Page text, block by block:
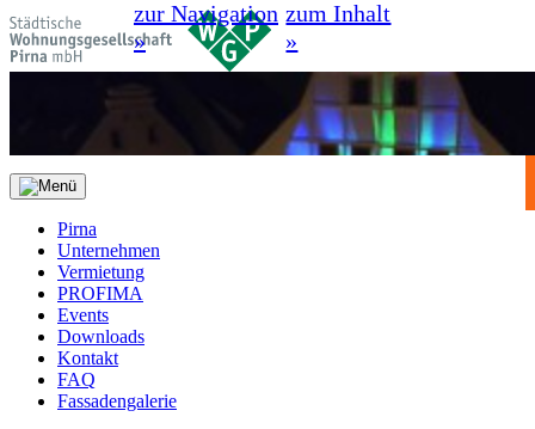
zur Navigation
»
zum Inhalt
»
Pirna
Unternehmen
Vermietung
PROFIMA
Events
Downloads
Kontakt
FAQ
Fassadengalerie